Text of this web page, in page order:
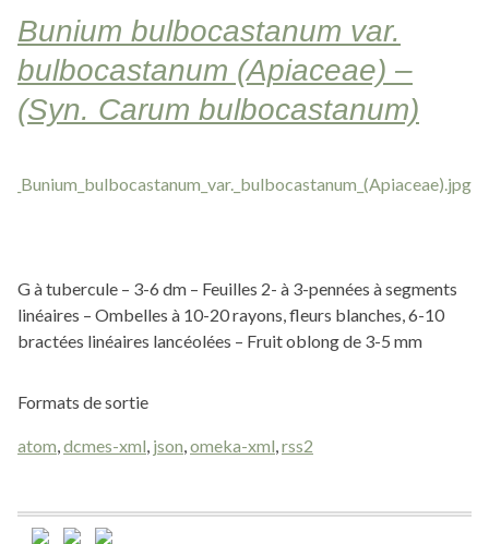
Bunium bulbocastanum var.
bulbocastanum (Apiaceae) –
(Syn. Carum bulbocastanum)
G à tubercule – 3-6 dm – Feuilles 2- à 3-pennées à segments
linéaires – Ombelles à 10-20 rayons, fleurs blanches, 6-10
bractées linéaires lancéolées – Fruit oblong de 3-5 mm
Formats de sortie
atom,dcmes-xml, json,omeka-xml,rss2